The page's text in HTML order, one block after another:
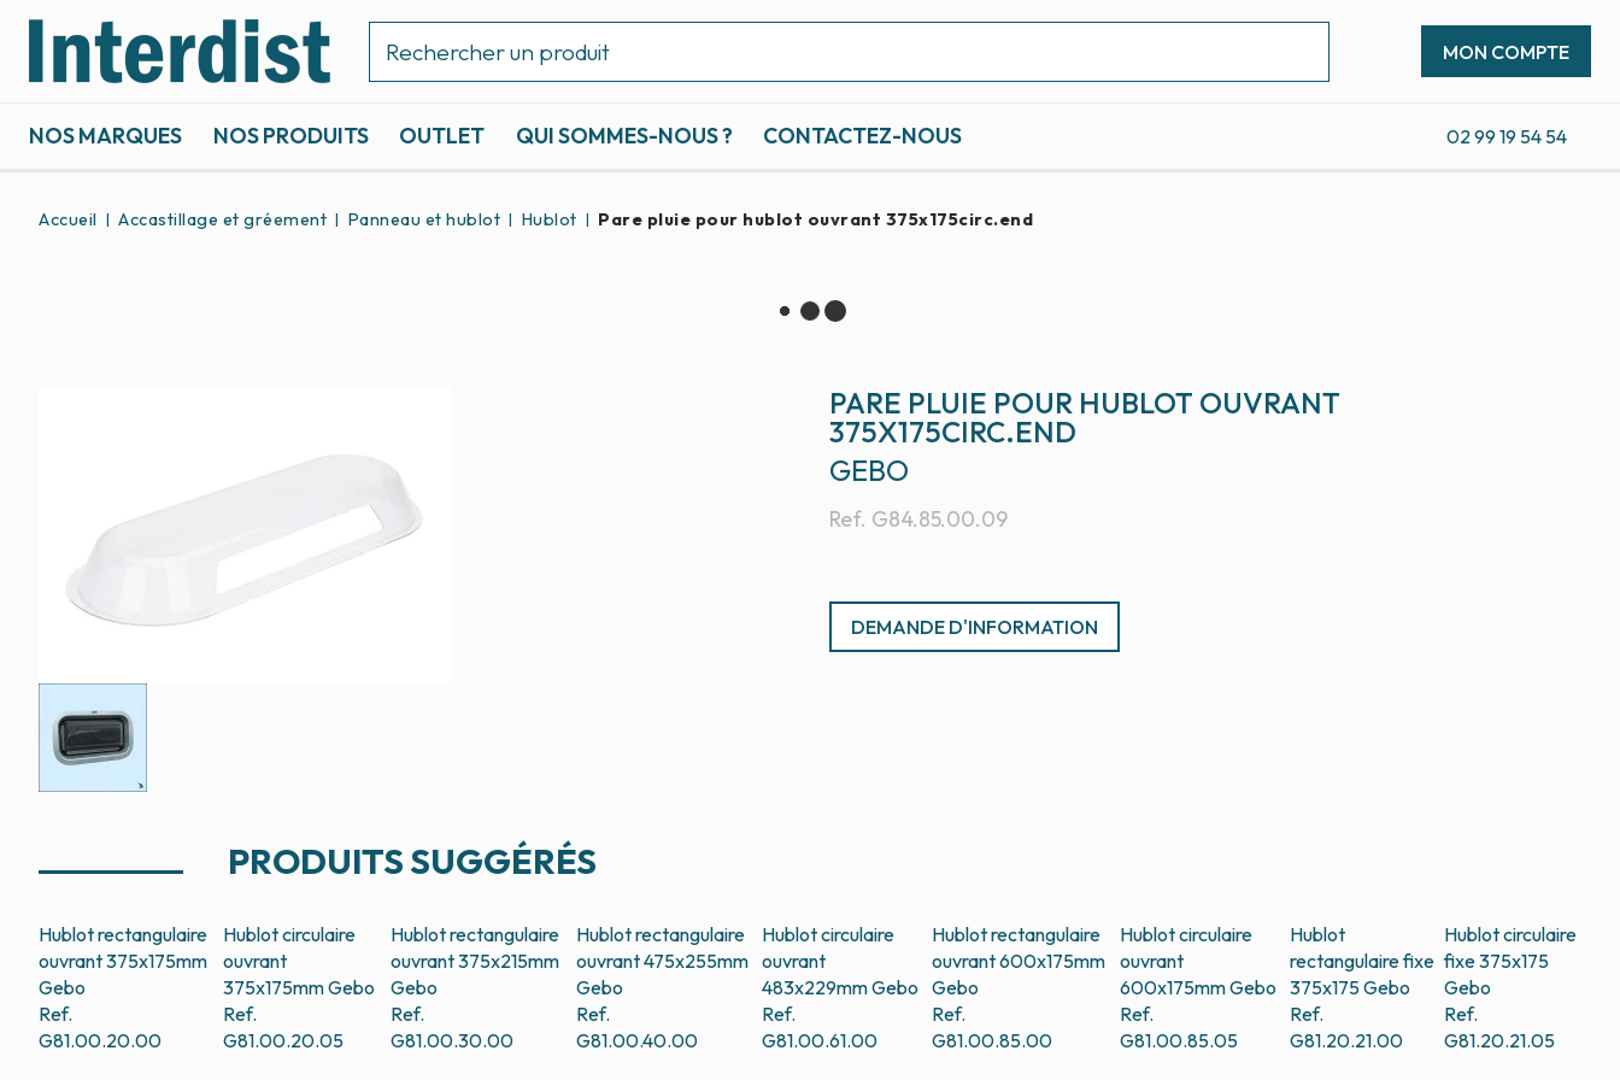
NOS MARQUES NOS PRODUITS OUTLET QUI SOMMES-NOUS ? CONTACTEZ-NOUS
MON COMPTE
02 99 19 54 54
Accueil Accastillage et gréement Panneau et hublot Hublot Pare pluie pour hublot ouvrant 375x175circ.end
PARE PLUIE POUR HUBLOT OUVRANT
375X175CIRC.END
Ref. G84.85.00.09
GEBO
DEMANDE D'INFORMATION
PRODUITS SUGGÉRÉS
Hublot rectangulaire
ouvrant 375x175mm
Gebo
Ref.
G81.00.20.00
Hublot circulaire
ouvrant
375x175mmGebo
Ref.
G81.00.20.05
Hublot rectangulaire
ouvrant 375x215mm
Gebo
Ref.
G81.00.30.00
Hublot rectangulaire
ouvrant 475x255mm
Gebo
Ref.
G81.00.40.00
Hublot circulaire
ouvrant
483x229mmGebo
Ref.
G81.00.61.00
Hublot rectangulaire
ouvrant 600x175mm
Gebo
Ref.
G81.00.85.00
Hublot circulaire
ouvrant
600x175mmGebo
Ref.
G81.00.85.05
Hublot
rectangulaire fixe
375x175Gebo
Ref.
G81.20.21.00
Hublot circulaire
fixe 375x175
Gebo
Ref.
G81.20.21.05